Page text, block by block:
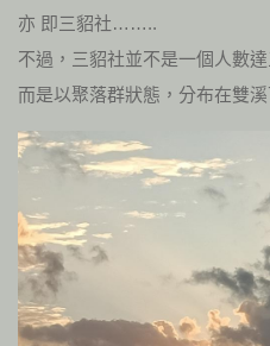
亦 即三貂社……..
不過，三貂社並不是一個人數
而是以聚落群狀態，分布在雙